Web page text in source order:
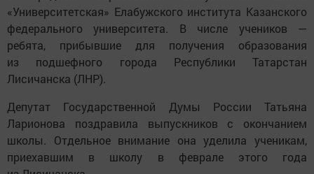
«Университетская» Елабужского института Казанского
федерального университета. В числе учеников —
ребята, прибывшие для получения образования
из подшефного города Республики Татарстан
Лисичанска (ЛНР).
Депутат Государственной Думы России Татьяна
Ларионова поздравила выпускников с окончанием
школы. Отдельное внимание она уделила ученикам,
приехавшим в школу в феврале этого года